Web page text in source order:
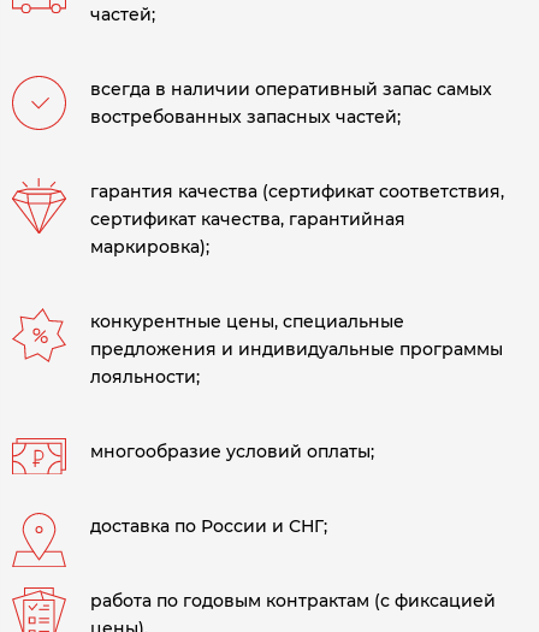
частей;
всегда в наличии оперативный запас самых
востребованных запасных частей;
гарантия качества (сертификат соответствия,
сертификат качества, гарантийная
маркировка);
конкурентные цены, специальные
предложения и индивидуальные программы
лояльности;
многообразие условий оплаты;
доставка по России и СНГ;
работа по годовым контрактам (с фиксацией